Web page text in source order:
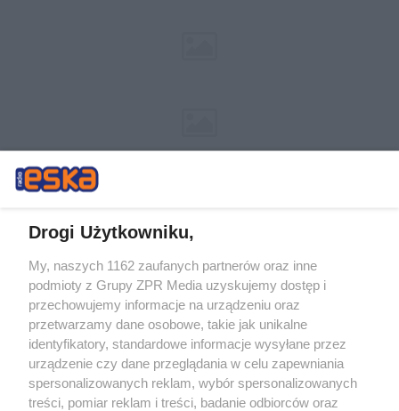
Żaden utwór zamieszczony w serwisie nie może być powielany i
rozpowszechniany lub dalej rozpowszechniany w jakikolwiek sposób (w
tym także elektroniczny lub mechaniczny) na jakimkolwiek polu
eksploatacji w jakiejkolwiek formie, włącznie z umieszczaniem w
Internecie bez pisemnej zgody właściciela praw. Jakiekolwiek użycie lub
wykorzystanie utworów w całości lub w części z naruszeniem prawa,
tzn. bez właściwej zgody, jest zabronione pod groźbą kary i może być
ścigane prawnie.
Drogi Użytkowniku,
My, naszych 1162 zaufanych partnerów oraz inne
podmioty z Grupy ZPR Media uzyskujemy dostęp i
przechowujemy informacje na urządzeniu oraz
przetwarzamy dane osobowe, takie jak unikalne
identyfikatory, standardowe informacje wysyłane przez
urządzenie czy dane przeglądania w celu zapewniania
spersonalizowanych reklam, wybór spersonalizowanych
treści, pomiar reklam i treści, badanie odbiorców oraz